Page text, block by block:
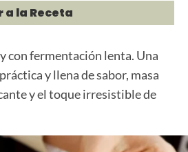
a la Receta
con fermentación lenta. Una
y llena de sabor, masa
y el toque irresistible de